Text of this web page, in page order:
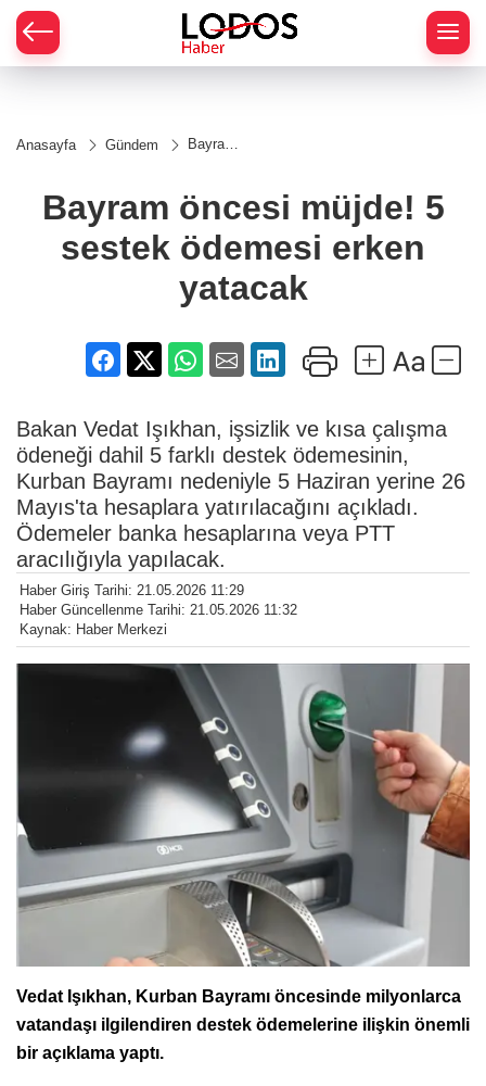
Anasayfa Gündem
Bayram
5
sestek
erken
yatacak
Bayram öncesi müjde! 5
sestek ödemesi erken
yatacak
Bakan Vedat Işıkhan, işsizlik ve kısa çalışma
ödeneği dahil 5 farklı destek ödemesinin,
Kurban Bayramı nedeniyle 5 Haziran yerine 26
Mayıs'ta hesaplara yatırılacağını açıkladı.
Ödemeler banka hesaplarına veya PTT
aracılığıyla yapılacak.
Haber Giriş Tarihi: 21.05.2026 11:29
Haber Güncellenme Tarihi: 21.05.2026 11:32
Kaynak: Haber Merkezi
Vedat Işıkhan, Kurban Bayramı öncesinde milyonlarca
vatandaşı ilgilendiren destek ödemelerine ilişkin önemli
bir açıklama yaptı.